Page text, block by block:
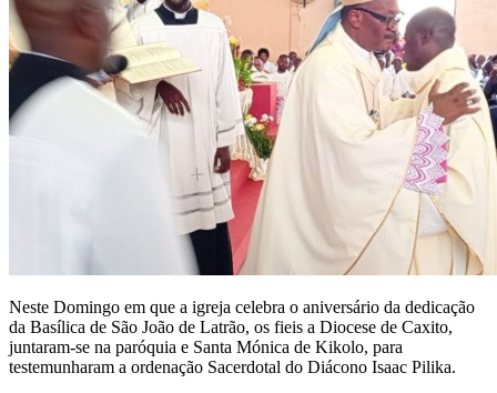
Neste Domingo em que a igreja celebra o aniversário da dedicação
da Basílica de São João de Latrão, os fieis a Diocese de Caxito,
juntaram-se na paróquia e Santa Mónica de Kikolo, para
testemunharam a ordenação Sacerdotal do Diácono Isaac Pilika.